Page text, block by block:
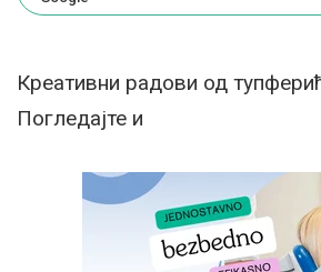
Креативни радови од
Погледајте и